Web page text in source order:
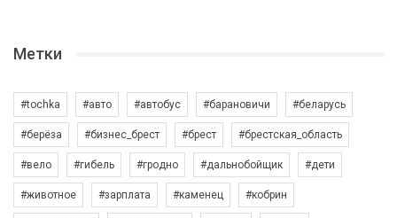
Метки
#tochka #авто #автобус #барановичи #беларусь
#берёза #бизнес_брест #брест #брестская_область
#вело #гибель #гродно #дальнобойщик #дети
#животное #зарплата #каменец #кобрин